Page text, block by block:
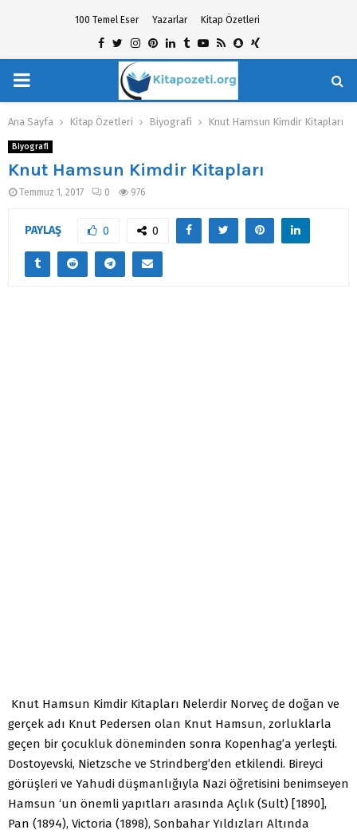
100 Temel Eser Yazarlar Kitap Özetleri
Facebook
TwitterInstagram
Pinterest
Linkedin
TumblrYoutube
RssSnapchat
Xing
PRIMARY
MENU
Ana Sayfa Kitap Özetleri Biyografi Knut Hamsun Kimdir Kitapları
Biyografi
Knut Hamsun Kimdir Kitapları
Temmuz 1, 2017 0 976
PAYLAŞ 0 0
Knut Hamsun Kimdir Kitapları Nelerdir Norveç de doğan ve
gerçek adı Knut Pedersen olan Knut Hamsun, zorluklarla
geçen bir çocukluk döneminden sonra Kopenhag’a yerleşti.
Dostoyevski, Nietzsche ve Strindberg’den etkilendi. Bireyci
görüşleri ve Yahudi düşmanlığıyla Nazi öğretisini benimseyen
Hamsun ‘un önemli yapıtları arasında Açlık (Sult) [1890],
Pan (1894), Victoria (1898), Sonbahar Yıldızları Altında